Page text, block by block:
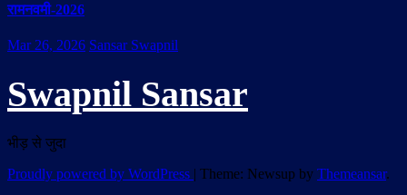
रामनवमी-2026
Mar 26, 2026 Sansar Swapnil
Swapnil Sansar
भीड़ से जुदा
Proudly powered by WordPress | Theme: Newsup by Themeansar.